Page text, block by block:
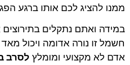
ממנו להציג לכם אותו ברגע
במידה ואתם נתקלים בתירוצים
חשמל זו נורה אדומה ויכול
אדם לא מקצועי ומומלץ לסרב